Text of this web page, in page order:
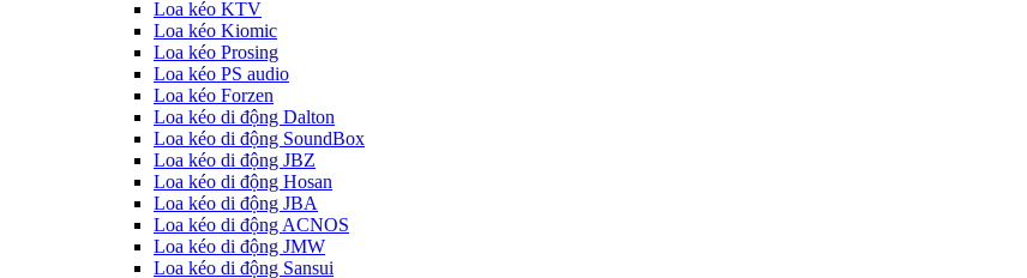
Loa kéo KTV
Loa kéo Kiomic
Loa kéo Prosing
Loa kéo PS audio
Loa kéo Forzen
Loa kéo di động Dalton
Loa kéo di động SoundBox
Loa kéo di động JBZ
Loa kéo di động Hosan
Loa kéo di động JBA
Loa kéo di động ACNOS
Loa kéo di động JMW
Loa kéo di động Sansui